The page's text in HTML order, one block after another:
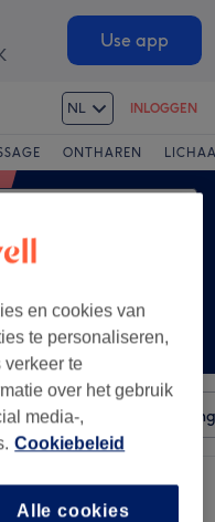
Use app
NL INLOGGEN
ONTHAREN
Salons
Provincie
en cookies van
te personaliseren,
verkeer te
over het gebruik
media-,
Cookiebeleid
Alle cookies